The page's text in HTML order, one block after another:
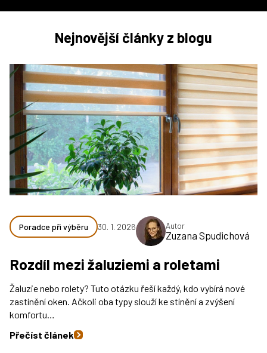
Nejnovější články z blogu
Poradce při výběru 30. 1. 2026 Autor
Zuzana Spudichová
Rozdíl mezi žaluziemi a roletami
Žaluzie nebo rolety? Tuto otázku řeší každý, kdo vybírá nové
zastínění oken. Ačkoli oba typy slouží ke stínění a zvýšení
komfortu…
Přečíst článek